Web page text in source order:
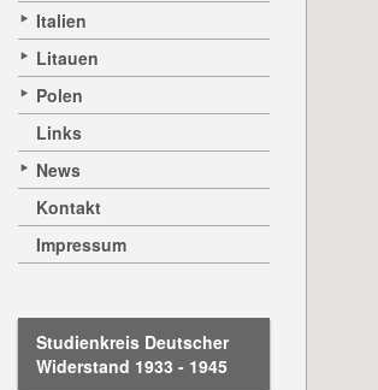
Italien
Litauen
Polen
Links
News
Kontakt
Impressum
Studienkreis Deutscher
Widerstand 1933 - 1945